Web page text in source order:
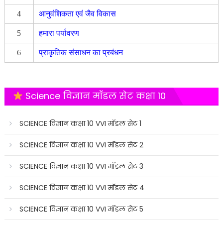
4 आनुवंशिकता एवं जैव विकास
5 हमारा पर्यावरण
6 प्राकृतिक संसाधन का प्रबंधन
Science विज्ञान मॉडल सेट कक्षा 10
SCIENCE विज्ञान कक्षा 10 VVI मॉडल सेट 1
SCIENCE विज्ञान कक्षा 10 VVI मॉडल सेट 2
SCIENCE विज्ञान कक्षा 10 VVI मॉडल सेट 3
SCIENCE विज्ञान कक्षा 10 VVI मॉडल सेट 4
SCIENCE विज्ञान कक्षा 10 VVI मॉडल सेट 5